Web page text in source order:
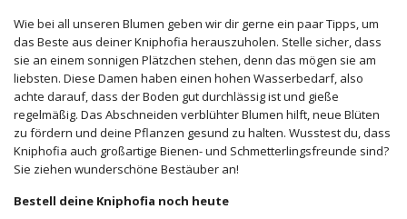
Wie bei all unseren Blumen geben wir dir gerne ein paar Tipps, um
das Beste aus deiner Kniphofia herauszuholen. Stelle sicher, dass
sie an einem sonnigen Plätzchen stehen, denn das mögen sie am
liebsten. Diese Damen haben einen hohen Wasserbedarf, also
achte darauf, dass der Boden gut durchlässig ist und gieße
regelmäßig. Das Abschneiden verblühter Blumen hilft, neue Blüten
zu fördern und deine Pflanzen gesund zu halten. Wusstest du, dass
Kniphofia auch großartige Bienen- und Schmetterlingsfreunde sind?
Sie ziehen wunderschöne Bestäuber an!
Bestell deine Kniphofia noch heute